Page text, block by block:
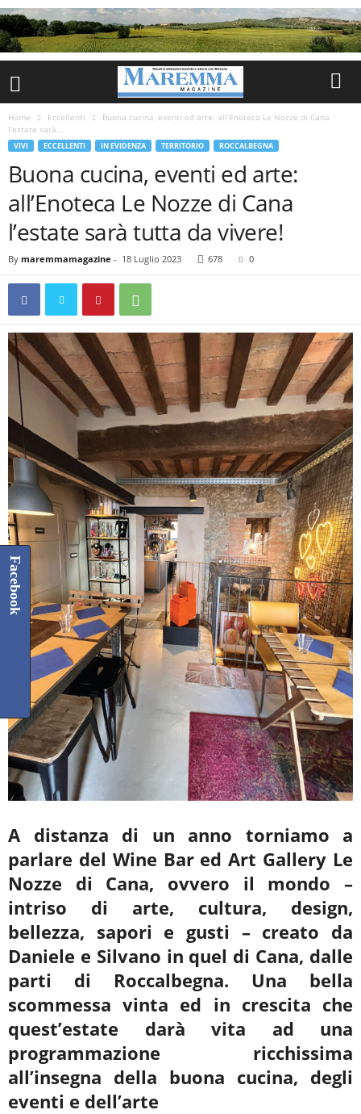
Home Eccellenti
Buona cucina, eventi ed arte: all’Enoteca Le Nozze di Cana
l’estate sarà...
VIVI ECCELLENTI IN EVIDENZA TERRITORIO ROCCALBEGNA
Buona cucina, eventi ed arte:
all’Enoteca Le Nozze di Cana
l’estate sarà tutta da vivere!
By maremmamagazine - 18 Luglio 2023 678 0
A distanza di un anno torniamo a
parlare del Wine Bar ed Art Gallery Le
Nozze di Cana, ovvero il mondo –
intriso di arte, cultura, design,
bellezza, sapori e gusti – creato da
Daniele e Silvano in quel di Cana, dalle
parti di Roccalbegna. Una bella
scommessa vinta ed in crescita che
quest’estate darà vita ad una
programmazione ricchissima
all’insegna della buona cucina, degli
eventi e dell’arte
Facebook